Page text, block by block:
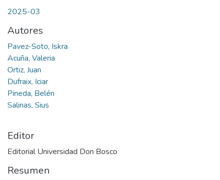
2025-03
Autores
Pavez-Soto, Iskra
Acuña, Valeria
Ortiz, Juan
Dufraix, Iciar
Pineda, Belén
Salinas, Sius
Editor
Editorial Universidad Don Bosco
Resumen